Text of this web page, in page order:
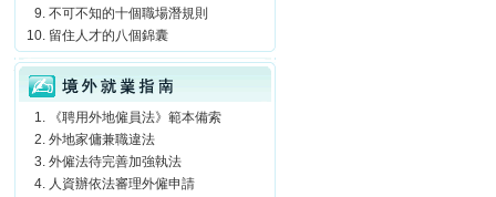
不可不知的十個職場潛規則
留住人才的八個錦囊
境外就業指南
《聘用外地僱員法》範本備索
外地家傭兼職違法
外僱法待完善加強執法
人資辦依法審理外僱申請